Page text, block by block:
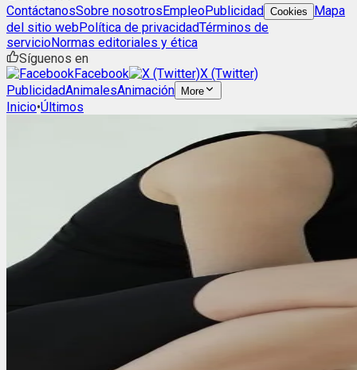
ContáctanosSobre nosotrosEmpleoPublicidad Cookies
Mapa
del sitio webPolítica de privacidadTérminos de
servicioNormas editoriales y ética
Síguenos en
Facebook
X (Twitter)
PublicidadAnimalesAnimación More
Inicio•Últimos